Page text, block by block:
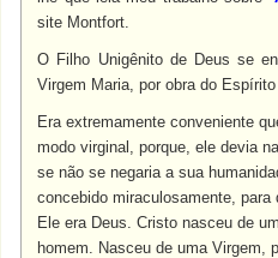
site Montfort.
O Filho Unigênito de Deus se
Virgem Maria, por obra do
Era extremamente conveniente
modo virginal, porque, ele devia
se não se negaria a sua
concebido miraculosamente,
Ele era Deus. Cristo nasceu de
homem. Nasceu de uma Virgem,